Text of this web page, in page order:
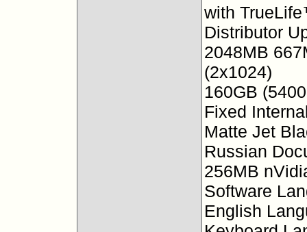
with
Distributor
2048MB
(2x1024)
160GB
Fixed
Matte Jet
Russian
256MB
Software
English